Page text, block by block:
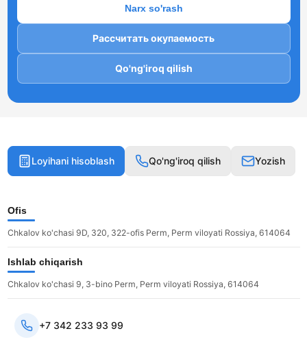
Narx so'rash
Рассчитать окупаемость
Qo'ng'iroq qilish
Loyihani hisoblash Qo'ng'iroq qilish Yozish
Ofis
Chkalov ko'chasi 9D, 320, 322-ofis Perm, Perm viloyati Rossiya, 614064
Ishlab chiqarish
Chkalov ko'chasi 9, 3-bino Perm, Perm viloyati Rossiya, 614064
+7 342 233 93 99